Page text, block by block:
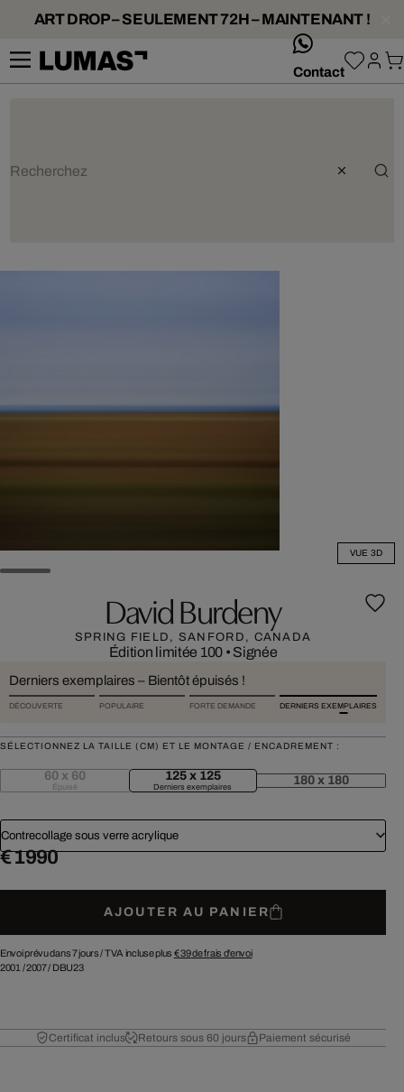
ART DROP – SEULEMENT 72H – MAINTENANT !
Contact
VUE 3D
David Burdeny
SPRING FIELD, SANFORD, CANADA
Édition limitée 100 • Signée
Derniers exemplaires – Bientôt épuisés !
DÉCOUVERTE POPULAIRE FORTE DEMANDE DERNIERS EXEMPLAIRES
SÉLECTIONNEZ LA TAILLE (CM) ET LE MONTAGE / ENCADREMENT :
60 x 60
Épuisé
125 x 125
Derniers exemplaires 180 x 180
Contrecollage sous verre acrylique
€ 1 990
AJOUTER AU PANIER
Envoi prévu dans 7 jours /TVA incluse plus € 39de frais d'envoi
2001 /2007/ DBU23
Certificat inclus Retours sous 60 jours Paiement sécurisé